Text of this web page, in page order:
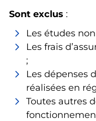
Sont exclus :
Les études
Les frais
;
Les dépenses
réalisées en
Toutes autres